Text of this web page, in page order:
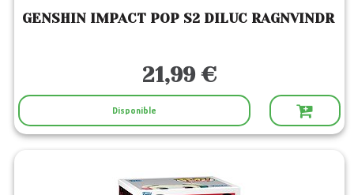
GENSHIN IMPACT POP S2 DILUC RAGNVINDR
21,99 €
Disponible